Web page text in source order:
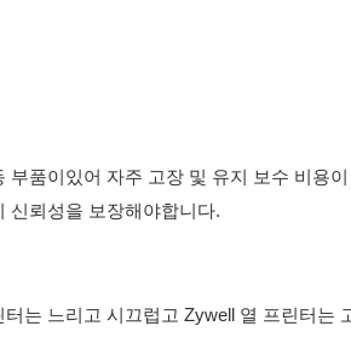
부품이있어 자주 고장 및 유지 보수 비용
신뢰성을 보장해야합니다.
는 느리고 시끄럽고 Zywell 열 프린터는